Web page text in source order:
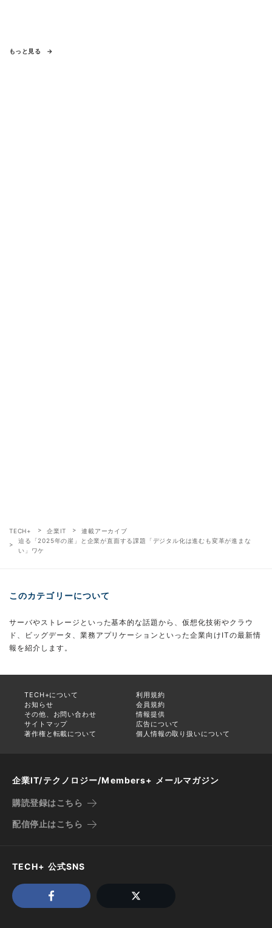
もっと見る
TECH+ 企業IT
連載アーカイブ
迫る「2025年の崖」と企業が直面する課題「デジタル化は進むも変革が進まな
い」ワケ
このカテゴリーについて
サーバやストレージといった基本的な話題から、仮想化技術やクラウ
ド、ビッグデータ、業務アプリケーションといった企業向けITの最新情
報を紹介します。
TECH+について
利用規約
お知らせ
会員規約
その他、お問い合わせ
情報提供
サイトマップ
広告について
著作権と転載について
個人情報の取り扱いについて
企業IT/テクノロジー/Members+ メールマガジン
購読登録はこちら
配信停止はこちら
TECH+ 公式SNS